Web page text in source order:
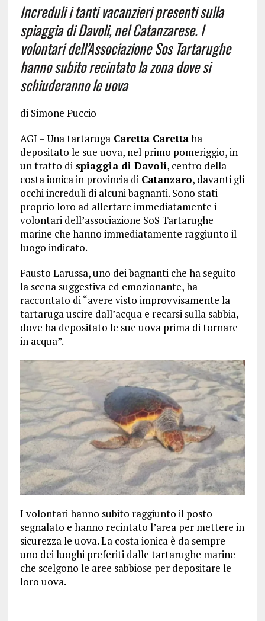
Increduli i tanti vacanzieri presenti sulla
spiaggia di Davoli, nel Catanzarese. I
volontari dell’Associazione Sos Tartarughe
hanno subito recintato la zona dove si
schiuderanno le uova
di Simone Puccio
AGI – Una tartarugaCaretta Carettaha
depositato le sue uova, nel primo pomeriggio, in
un tratto dispiaggia di Davoli, centro della
costa ionica in provincia di Catanzaro, davanti gli
occhi increduli di alcuni bagnanti. Sono stati
proprio loro ad allertare immediatamente i
volontari dell’associazione SoS Tartarughe
marine che hanno immediatamente raggiunto il
luogo indicato.
Fausto Larussa, uno dei bagnanti che ha seguito
la scena suggestiva ed emozionante, ha
raccontato di “avere visto improvvisamente la
tartaruga uscire dall’acqua e recarsi sulla sabbia,
dove ha depositato le sue uova prima di tornare
in acqua”.
I volontari hanno subito raggiunto il posto
segnalato e hanno recintato l’area per mettere in
sicurezza le uova. La costa ionica è da sempre
uno dei luoghi preferiti dalle tartarughe marine
che scelgono le aree sabbiose per depositare le
loro uova.